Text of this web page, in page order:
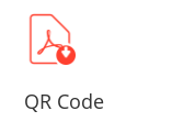
QR Code